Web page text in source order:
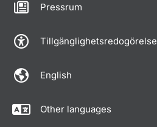
Pressrum
Tillgänglighetsredogörelse
English
Other languages